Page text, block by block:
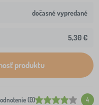
dočasné vypredané
5,30 €
produktu
(0) 4